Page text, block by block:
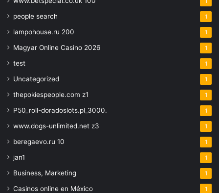
people search 1
lampohouse.ru 200 1
Magyar Online Casino 2026 1
test 1
Uncategorized 1
thepokiespeople.com z1 1
P50_roll-doradoslots.pl_3000. 1
www.dogs-unlimited.net z3 1
beregaevo.ru 10 1
jan1 1
Business, Marketing 1
Casinos online en México 1